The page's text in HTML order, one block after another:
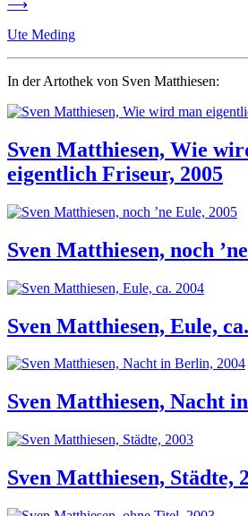
⟶
Ute Meding
In der Artothek von Sven Matthiesen:
Sven Matthiesen, Wie
eigentlich Friseur, 2005
Sven Matthiesen, noch
Sven Matthiesen, Eule,
Sven Matthiesen, Nacht
Sven Matthiesen, Städte,